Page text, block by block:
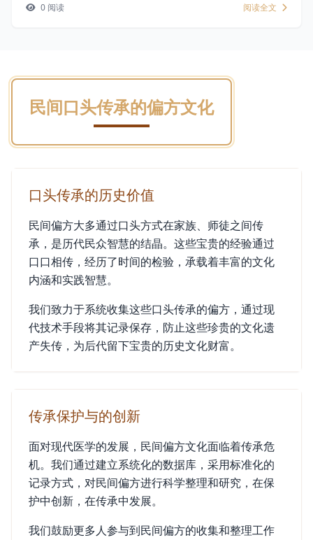
0 阅读 阅读全文
民间口头传承的偏方文化
口头传承的历史价值
民间偏方大多通过口头方式在家族、师徒之间传
承，是历代民众智慧的结晶。这些宝贵的经验通过
口口相传，经历了时间的检验，承载着丰富的文化
内涵和实践智慧。
我们致力于系统收集这些口头传承的偏方，通过现
代技术手段将其记录保存，防止这些珍贵的文化遗
产失传，为后代留下宝贵的历史文化财富。
传承保护与的创新
面对现代医学的发展，民间偏方文化面临着传承危
机。我们通过建立系统化的数据库，采用标准化的
记录方式，对民间偏方进行科学整理和研究，在保
护中创新，在传承中发展。
我们鼓励更多人参与到民间偏方的收集和整理工作